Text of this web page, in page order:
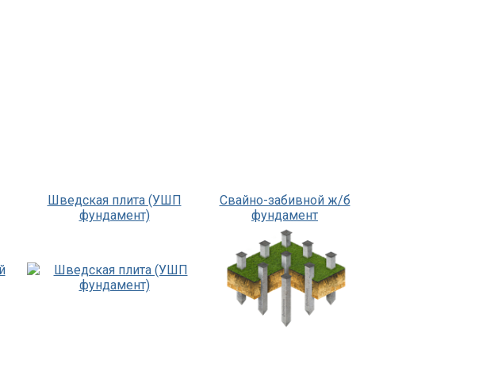
Шведская плита (УШП
фундамент)
Свайно-забивной ж/б
фундамент